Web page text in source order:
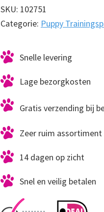
Training
Spray
SKU: 102751
Categorie: Puppy
Snelle levering
Lage bezorgkosten
Gratis verzending bij
Zeer ruim assortiment
14 dagen op zicht
Snel en veilig betalen